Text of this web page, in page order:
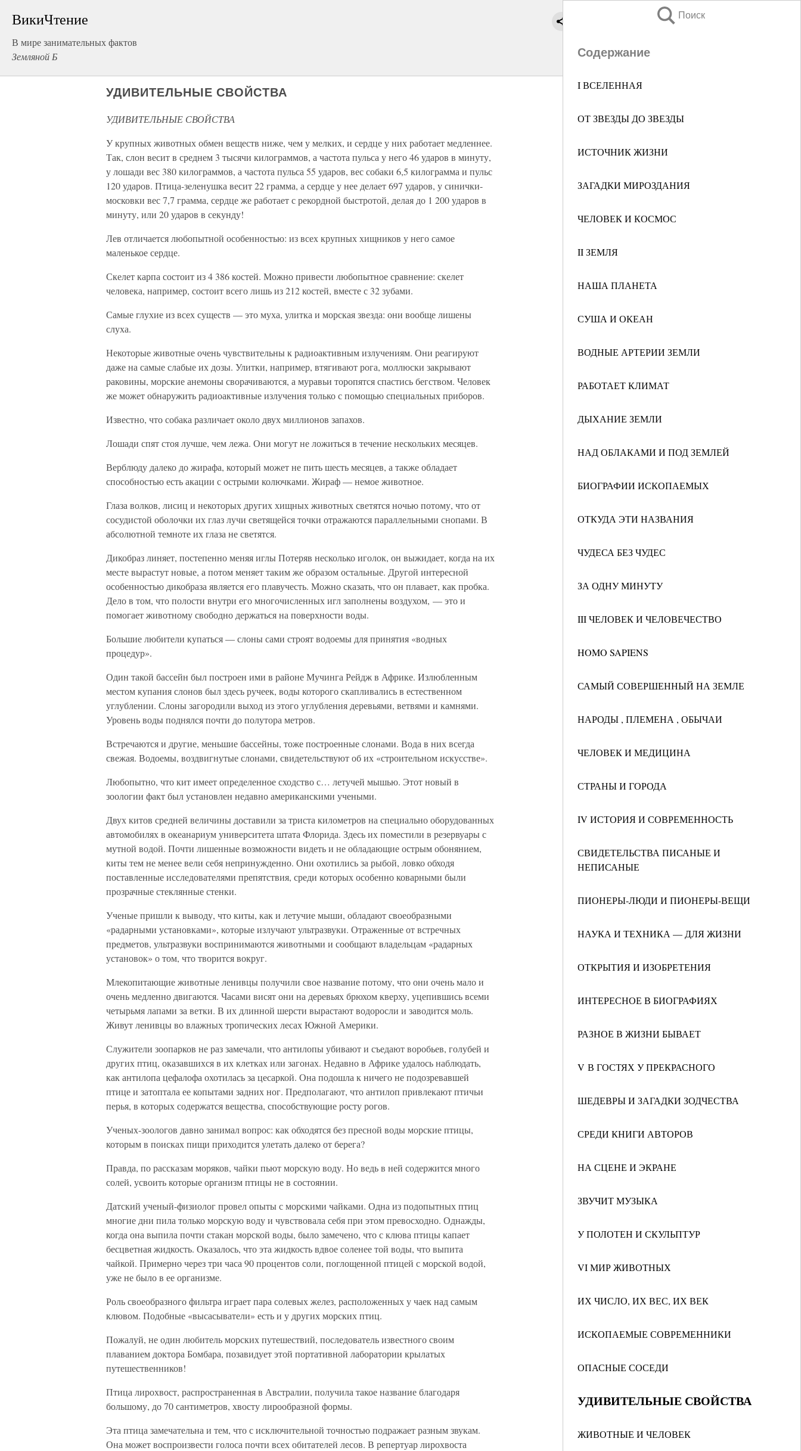
ВикиЧтение
В мире занимательных фактов
Земляной Б
Поиск
Содержание
I ВСЕЛЕННАЯ
ОТ ЗВЕЗДЫ ДО ЗВЕЗДЫ
ИСТОЧНИК ЖИЗНИ
ЗАГАДКИ МИРОЗДАНИЯ
ЧЕЛОВЕК И КОСМОС
II ЗЕМЛЯ
НАША ПЛАНЕТА
СУША И ОКЕАН
ВОДНЫЕ АРТЕРИИ ЗЕМЛИ
РАБОТАЕТ КЛИМАТ
ДЫХАНИЕ ЗЕМЛИ
НАД ОБЛАКАМИ И ПОД ЗЕМЛЕЙ
БИОГРАФИИ ИСКОПАЕМЫХ
ОТКУДА ЭТИ НАЗВАНИЯ
ЧУДЕСА БЕЗ ЧУДЕС
ЗА ОДНУ МИНУТУ
III ЧЕЛОВЕК И ЧЕЛОВЕЧЕСТВО
HOMO SAPIENS
САМЫЙ СОВЕРШЕННЫЙ НА ЗЕМЛЕ
НАРОДЫ , ПЛЕМЕНА , ОБЫЧАИ
ЧЕЛОВЕК И МЕДИЦИНА
СТРАНЫ И ГОРОДА
IV ИСТОРИЯ И СОВРЕМЕННОСТЬ
СВИДЕТЕЛЬСТВА ПИСАНЫЕ И
НЕПИСАНЫЕ
ПИОНЕРЫ-ЛЮДИ И ПИОНЕРЫ-ВЕЩИ
НАУКА И ТЕХНИКА — ДЛЯ ЖИЗНИ
ОТКРЫТИЯ И ИЗОБРЕТЕНИЯ
ИНТЕРЕСНОЕ В БИОГРАФИЯХ
РАЗНОЕ В ЖИЗНИ БЫВАЕТ
V В ГОСТЯХ У ПРЕКРАСНОГО
ШЕДЕВРЫ И ЗАГАДКИ ЗОДЧЕСТВА
СРЕДИ КНИГИ АВТОРОВ
НА СЦЕНЕ И ЭКРАНЕ
ЗВУЧИТ МУЗЫКА
У ПОЛОТЕН И СКУЛЬПТУР
VI МИР ЖИВОТНЫХ
ИХ ЧИСЛО, ИХ ВЕС, ИХ ВЕК
ИСКОПАЕМЫЕ СОВРЕМЕННИКИ
ОПАСНЫЕ СОСЕДИ
УДИВИТЕЛЬНЫЕ СВОЙСТВА
ЖИВОТНЫЕ И ЧЕЛОВЕК
УДИВИТЕЛЬНЫЕ СВОЙСТВА
УДИВИТЕЛЬНЫЕ СВОЙСТВА
У крупных животных обмен веществ ниже, чем у мелких, и сердце у них работает медленнее.
Так, слон весит в среднем 3 тысячи килограммов, а частота пульса у него 46 ударов в минуту,
у лошади вес 380 килограммов, а частота пульса 55 ударов, вес собаки 6,5 килограмма и пульс
120 ударов. Птица-зеленушка весит 22 грамма, а сердце у нее делает 697 ударов, у синички-
московки вес 7,7 грамма, сердце же работает с рекордной быстротой, делая до 1 200 ударов в
минуту, или 20 ударов в секунду!
Лев отличается любопытной особенностью: из всех крупных хищников у него самое
маленькое сердце.
Скелет карпа состоит из 4 386 костей. Можно привести любопытное сравнение: скелет
человека, например, состоит всего лишь из 212 костей, вместе с 32 зубами.
Самые глухие из всех существ — это муха, улитка и морская звезда: они вообще лишены
слуха.
Некоторые животные очень чувствительны к радиоактивным излучениям. Они реагируют
даже на самые слабые их дозы. Улитки, например, втягивают рога, моллюски закрывают
раковины, морские анемоны сворачиваются, а муравьи торопятся спастись бегством. Человек
же может обнаружить радиоактивные излучения только с помощью специальных приборов.
Известно, что собака различает около двух миллионов запахов.
Лошади спят стоя лучше, чем лежа. Они могут не ложиться в течение нескольких месяцев.
Верблюду далеко до жирафа, который может не пить шесть месяцев, а также обладает
способностью есть акации с острыми колючками. Жираф — немое животное.
Глаза волков, лисиц и некоторых других хищных животных светятся ночью потому, что от
сосудистой оболочки их глаз лучи светящейся точки отражаются параллельными снопами. В
абсолютной темноте их глаза не светятся.
Дикобраз линяет, постепенно меняя иглы Потеряв несколько иголок, он выжидает, когда на их
месте вырастут новые, а потом меняет таким же образом остальные. Другой интересной
особенностью дикобраза является его плавучесть. Можно сказать, что он плавает, как пробка.
Дело в том, что полости внутри его многочисленных игл заполнены воздухом, — это и
помогает животному свободно держаться на поверхности воды.
Большие любители купаться — слоны сами строят водоемы для принятия «водных
процедур».
Один такой бассейн был построен ими в районе Мучинга Рейдж в Африке. Излюбленным
местом купания слонов был здесь ручеек, воды которого скапливались в естественном
углублении. Слоны загородили выход из этого углубления деревьями, ветвями и камнями.
Уровень воды поднялся почти до полутора метров.
Встречаются и другие, меньшие бассейны, тоже построенные слонами. Вода в них всегда
свежая. Водоемы, воздвигнутые слонами, свидетельствуют об их «строительном искусстве».
Любопытно, что кит имеет определенное сходство с… летучей мышью. Этот новый в
зоологии факт был установлен недавно американскими учеными.
Двух китов средней величины доставили за триста километров на специально оборудованных
автомобилях в океанариум университета штата Флорида. Здесь их поместили в резервуары с
мутной водой. Почти лишенные возможности видеть и не обладающие острым обонянием,
киты тем не менее вели себя непринужденно. Они охотились за рыбой, ловко обходя
поставленные исследователями препятствия, среди которых особенно коварными были
прозрачные стеклянные стенки.
Ученые пришли к выводу, что киты, как и летучие мыши, обладают своеобразными
«радарными установками», которые излучают ультразвуки. Отраженные от встречных
предметов, ультразвуки воспринимаются животными и сообщают владельцам «радарных
установок» о том, что творится вокруг.
Млекопитающие животные ленивцы получили свое название потому, что они очень мало и
очень медленно двигаются. Часами висят они на деревьях брюхом кверху, уцепившись всеми
четырьмя лапами за ветки. В их длинной шерсти вырастают водоросли и заводится моль.
Живут ленивцы во влажных тропических лесах Южной Америки.
Служители зоопарков не раз замечали, что антилопы убивают и съедают воробьев, голубей и
других птиц, оказавшихся в их клетках или загонах. Недавно в Африке удалось наблюдать,
как антилопа цефалофа охотилась за цесаркой. Она подошла к ничего не подозревавшей
птице и затоптала ее копытами задних ног. Предполагают, что антилоп привлекают птичьи
перья, в которых содержатся вещества, способствующие росту рогов.
Ученых-зоологов давно занимал вопрос: как обходятся без пресной воды морские птицы,
которым в поисках пищи приходится улетать далеко от берега?
Правда, по рассказам моряков, чайки пьют морскую воду. Но ведь в ней содержится много
солей, усвоить которые организм птицы не в состоянии.
Датский ученый-физиолог провел опыты с морскими чайками. Одна из подопытных птиц
многие дни пила только морскую воду и чувствовала себя при этом превосходно. Однажды,
когда она выпила почти стакан морской воды, было замечено, что с клюва птицы капает
бесцветная жидкость. Оказалось, что эта жидкость вдвое соленее той воды, что выпита
чайкой. Примерно через три часа 90 процентов соли, поглощенной птицей с морской водой,
уже не было в ее организме.
Роль своеобразного фильтра играет пара солевых желез, расположенных у чаек над самым
клювом. Подобные «высасыватели» есть и у других морских птиц.
Пожалуй, не один любитель морских путешествий, последователь известного своим
плаванием доктора Бомбара, позавидует этой портативной лаборатории крылатых
путешественников!
Птица лирохвост, распространенная в Австралии, получила такое название благодаря
большому, до 70 сантиметров, хвосту лирообразной формы.
Эта птица замечательна и тем, что с исключительной точностью подражает разным звукам.
Она может воспроизвести голоса почти всех обитателей лесов. В репертуар лирохвоста